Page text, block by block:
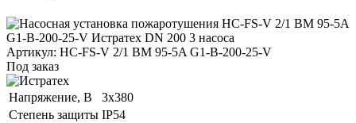
Артикул: HC-FS-V 2/1 BM 95-5A G1-B-200-25-V
Под заказ
Напряжение, B
3x380
Степень защиты IP54